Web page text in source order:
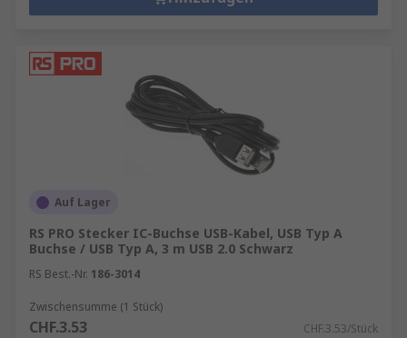
Auf Lager
RS PRO Stecker IC-Buchse USB-Kabel, USB Typ A
Buchse / USB Typ A, 3 m USB 2.0 Schwarz
RS Best.-Nr. 186-3014
Zwischensumme (1 Stück)
CHF.3.53 CHF.3.53/Stück